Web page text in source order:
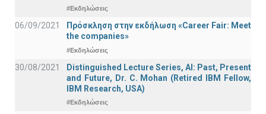
#Εκδηλώσεις
06/09/2021
Πρόσκληση στην εκδήλωση «Career Fair: Meet
the companies»
#Εκδηλώσεις
30/08/2021
Distinguished Lecture Series, ΑΙ: Past, Present
and Future, Dr. C. Mohan (Retired IBM Fellow,
IBM Research, USA)
#Εκδηλώσεις